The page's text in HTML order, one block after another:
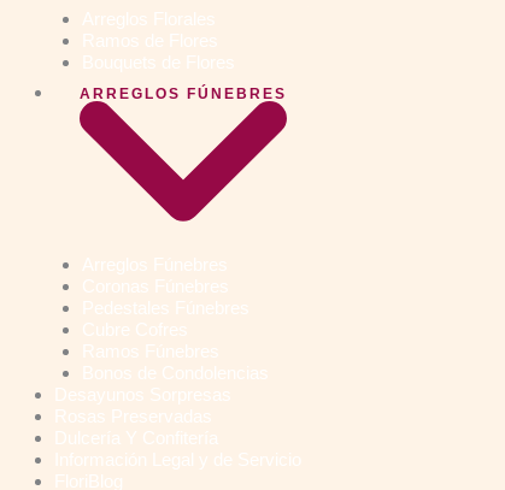
Arreglos Florales
Ramos de Flores
Bouquets de Flores
ARREGLOS FÚNEBRES
Arreglos Fúnebres
Coronas Fúnebres
Pedestales Fúnebres
Cubre Cofres
Ramos Fúnebres
Bonos de Condolencias
Desayunos Sorpresas
Rosas Preservadas
Dulcería Y Confitería
Información Legal y de Servicio
FloriBlog